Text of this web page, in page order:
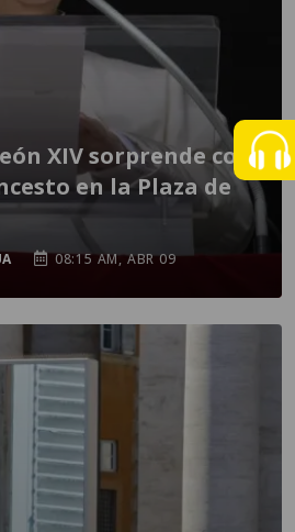
XIV sorprende con
en la Plaza de
08:15 AM, ABR 09